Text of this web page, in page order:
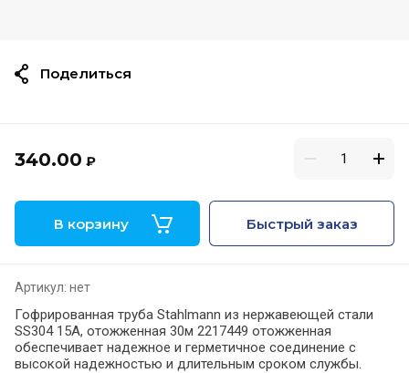
340.00 ₽
В корзину Быстрый заказ
Артикул: нет
Гофрированная труба Stahlmann из нержавеющей стали
SS304 15А, отожженная 30м 2217449 отожженная
обеспечивает надежное и герметичное соединение с
высокой надежностью и длительным сроком службы.
Поделиться